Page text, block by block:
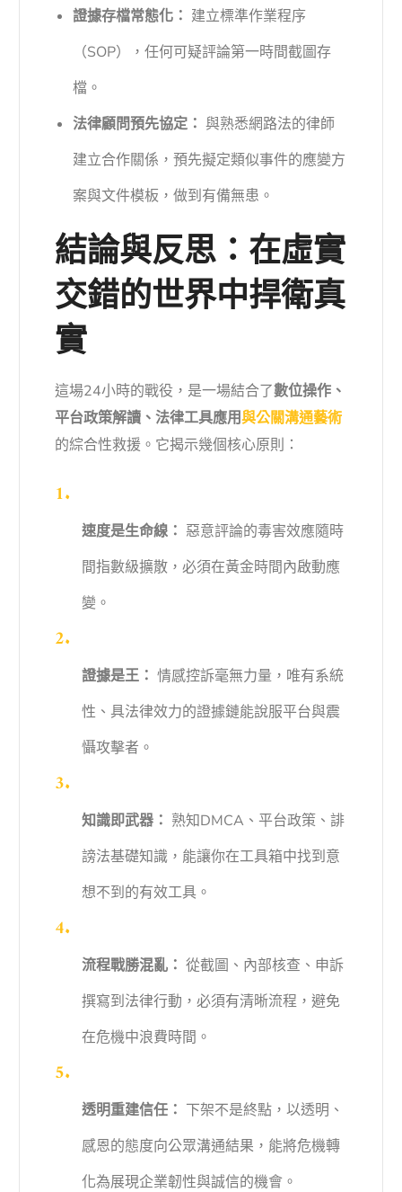
證據存檔常態化： 建立標準作業程序
（SOP），任何可疑評論第一時間截圖存
檔。
法律顧問預先協定： 與熟悉網路法的律師
建立合作關係，預先擬定類似事件的應變方
案與文件模板，做到有備無患。
結論與反思：在虛實
交錯的世界中捍衛真
實
這場24小時的戰役，是一場結合了數位操作、
平台政策解讀、法律工具應用與公關溝通藝術
的綜合性救援。它揭示幾個核心原則：
速度是生命線： 惡意評論的毒害效應隨時
間指數級擴散，必須在黃金時間內啟動應
變。
證據是王： 情感控訴毫無力量，唯有系統
性、具法律效力的證據鏈能說服平台與震
懾攻擊者。
知識即武器： 熟知DMCA、平台政策、誹
謗法基礎知識，能讓你在工具箱中找到意
想不到的有效工具。
流程戰勝混亂： 從截圖、內部核查、申訴
撰寫到法律行動，必須有清晰流程，避免
在危機中浪費時間。
透明重建信任： 下架不是終點，以透明、
感恩的態度向公眾溝通結果，能將危機轉
化為展現企業韌性與誠信的機會。